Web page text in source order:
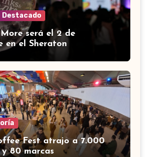
Destacado
será el 2 de
en el Sheraton
Fest atrajo a 7.000
y 80 marcas